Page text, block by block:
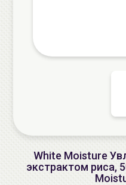
White Moisture
экстрактом риса,